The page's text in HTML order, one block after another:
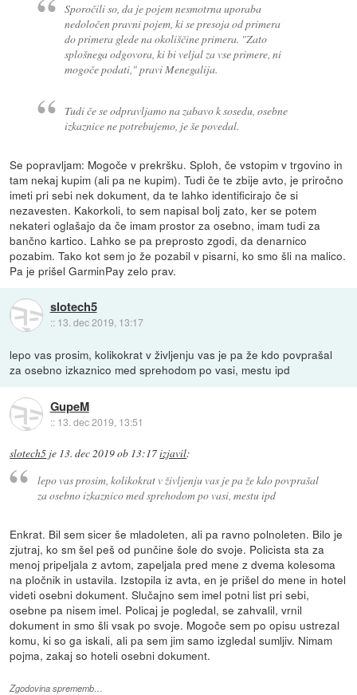
Sporočili so, da je pojem nesmotrna uporaba
nedoločen pravni pojem, ki se presoja od primera
do primera glede na okoliščine primera. "Zato
splošnega odgovora, ki bi veljal za vse primere, ni
mogoče podati," pravi Menegalija.
Tudi če se odpravljamo na zabavo k sosedu, osebne
izkaznice ne potrebujemo, je še povedal.
Se popravljam: Mogoče v prekršku. Sploh, če vstopim v trgovino in
tam nekaj kupim (ali pa ne kupim). Tudi če te zbije avto, je priročno
imeti pri sebi nek dokument, da te lahko identificirajo če si
nezavesten. Kakorkoli, to sem napisal bolj zato, ker se potem
nekateri oglašajo da če imam prostor za osebno, imam tudi za
bančno kartico. Lahko se pa preprosto zgodi, da denarnico
pozabim. Tako kot sem jo že pozabil v pisarni, ko smo šli na malico.
Pa je prišel GarminPay zelo prav.
slotech5
:: 13. dec 2019, 13:17
lepo vas prosim, kolikokrat v življenju vas je pa že kdo povprašal
za osebno izkaznico med sprehodom po vasi, mestu ipd
GupeM
:: 13. dec 2019, 13:51
slotech5 je 13. dec 2019 ob 13:17izjavil:
lepo vas prosim, kolikokrat v življenju vas je pa že kdo povprašal
za osebno izkaznico med sprehodom po vasi, mestu ipd
Enkrat. Bil sem sicer še mladoleten, ali pa ravno polnoleten. Bilo je
zjutraj, ko sm šel peš od punčine šole do svoje. Policista sta za
menoj pripeljala z avtom, zapeljala pred mene z dvema kolesoma
na pločnik in ustavila. Izstopila iz avta, en je prišel do mene in hotel
videti osebni dokument. Slučajno sem imel potni list pri sebi,
osebne pa nisem imel. Policaj je pogledal, se zahvalil, vrnil
dokument in smo šli vsak po svoje. Mogoče sem po opisu ustrezal
komu, ki so ga iskali, ali pa sem jim samo izgledal sumljiv. Nimam
pojma, zakaj so hoteli osebni dokument.
Zgodovina sprememb…